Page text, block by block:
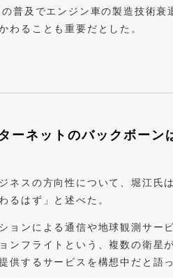
普及でエンジン車の製造技術
わることも重要だとした。
ーネットのバックボーン
ネスの方向性について、堀江氏
るはず」と述べた。
ョンによる通信や地球観測サー
ンフライトという、複数の衛星
供するサービスを構想中だと語